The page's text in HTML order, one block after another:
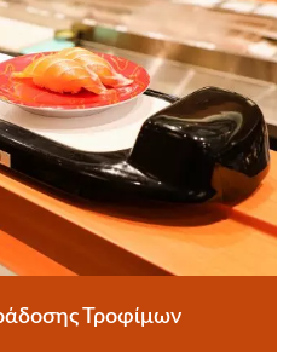
Τροφίμων